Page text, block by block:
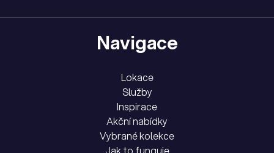
Navigace
Lokace
Služby
Inspirace
Akční nabídky
Vybrané kolekce